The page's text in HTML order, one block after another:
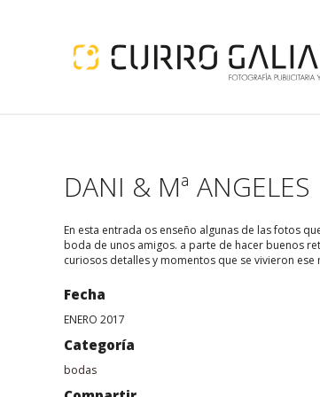
DANI & Mª ANGELES
En esta entrada os enseño algunas de las fotos
boda de unos amigos. a parte de hacer buenos
curiosos detalles y momentos que se vivieron ese
Fecha
ENERO 2017
Categoría
bodas